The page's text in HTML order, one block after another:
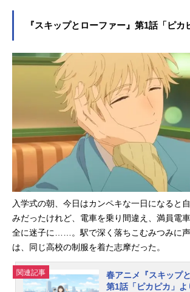
重なっていく。知り
んわかって、気づけ
や、チリチリした気
えるきっかけをくれ
えのない友達。とき
レスレ、だけどいつ
ーなスクールライフ
品名スキップとロー
Vアニメスケジュー
（火）〜2023年6月
OMXほか話数全12話
津未：黒沢ともよ志
紀江頭ミカ：寺崎裕
田真礼久留米誠：潘
賀みつき迎井司：田
村瀬歩兼近鳴海：木
子：津田美波スタッ
監督・シリーズ構成
監督：阿部ゆり子キ
『スキップとローファー』第1話「ピカ
入学式の朝、今日はカンペキな一日になると
みだったけれど、電車を乗り間違え、満員電
全に迷子に……。駅で深く落ちこむみつみに
は、同じ高校の制服を着た志摩だった。
関連記事
春アニメ『スキップ
第1話「ピカピカ」よ